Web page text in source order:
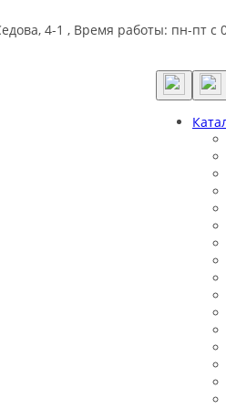
4-1 , Время работы: пн-пт с